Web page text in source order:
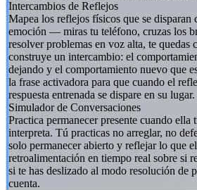
Intercambios de Reflejos
Mapea los reflejos físicos que se disparan
emoción — miras tu teléfono, cruzas los
resolver problemas en voz alta, te quedas
construye un intercambio: el
dejando y el comportamiento nuevo que
la frase activadora para que cuando el
respuesta entrenada se dispare en su lugar.
Simulador de Conversaciones
Practica permanecer presente cuando
interpreta. Tú practicas no arreglar, no
solo permanecer abierto y reflejar lo que
retroalimentación en tiempo real sobre si
si te has deslizado al modo resolución de
cuenta.